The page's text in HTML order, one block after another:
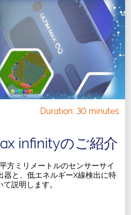
Duration: 30 minutes
infinityのご紹介
方ミリメートルのセンサーサイ
と、低エネルギーX線検出に特
説明します。